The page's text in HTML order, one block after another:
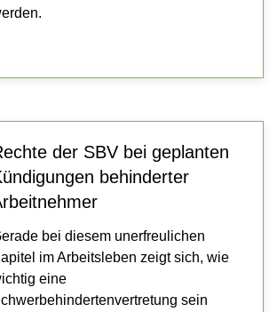
der SBV bei geplanten
behinderter
bei diesem unerfreulichen
im Arbeitsleben zeigt sich, wie
eine
sein